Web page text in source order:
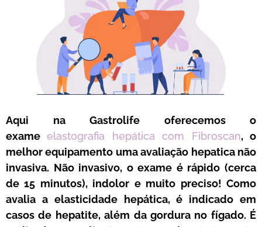
Aqui na Gastrolife oferecemos o
exameelastografia hepáticacom Fibroscan, o
melhor equipamento uma avaliação hepatica não
invasiva. Não invasivo, o exame é rápido (cerca
de 15 minutos), indolor e muito preciso! Como
avalia a elasticidade hepática, é indicado em
casos de hepatite, além da gordura no fígado. É